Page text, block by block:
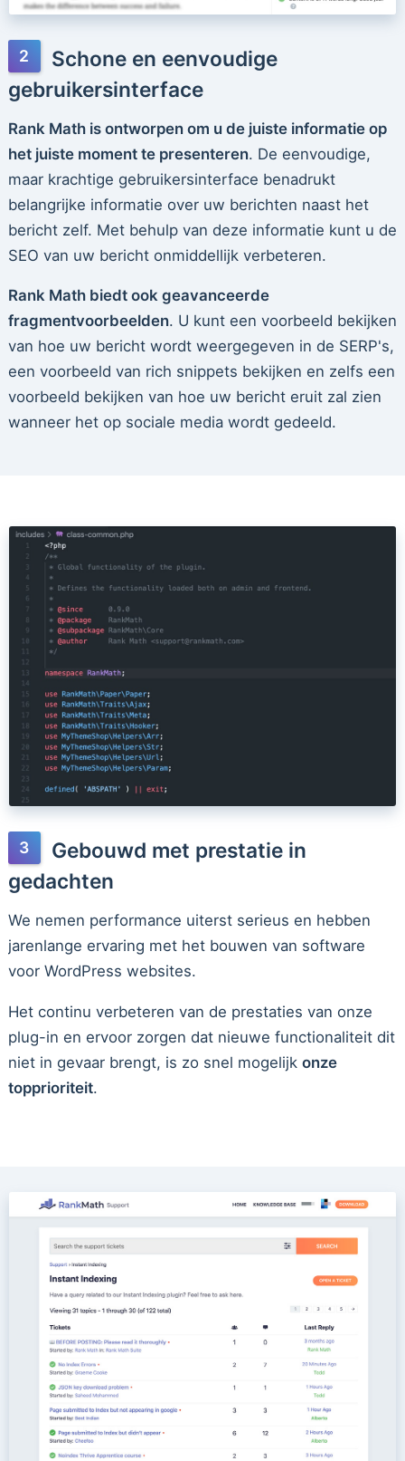
Schone en eenvoudige
gebruikersinterface
Rank Math is ontworpen om u de juiste informatie op
het juiste moment te presenteren. De eenvoudige,
maar krachtige gebruikersinterface benadrukt
belangrijke informatie over uw berichten naast het
bericht zelf. Met behulp van deze informatie kunt u de
SEO van uw bericht onmiddellijk verbeteren.
Rank Math biedt ook geavanceerde
fragmentvoorbeelden. U kunt een voorbeeld bekijken
van hoe uw bericht wordt weergegeven in de SERP's,
een voorbeeld van rich snippets bekijken en zelfs een
voorbeeld bekijken van hoe uw bericht eruit zal zien
wanneer het op sociale media wordt gedeeld.
Gebouwd met prestatie in
gedachten
We nemen performance uiterst serieus en hebben
jarenlange ervaring met het bouwen van software
voor WordPress websites.
Het continu verbeteren van de prestaties van onze
plug-in en ervoor zorgen dat nieuwe functionaliteit dit
niet in gevaar brengt, is zo snel mogelijk onze
topprioriteit.